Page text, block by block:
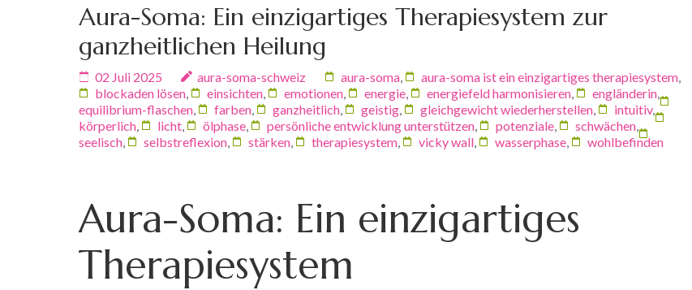
Aura-Soma: Ein einzigartiges Therapiesystem zur
ganzheitlichen Heilung
02 Juli 2025 aura-soma-schweiz aura-soma aura-soma ist ein einzigartiges therapiesystem
blockaden lösen
einsichten emotionen energie energiefeld harmonisieren engländerin
equilibrium-flaschen
farben ganzheitlich geistig gleichgewicht wiederherstellen intuitiv,
körperlich
licht ölphase persönliche entwicklung unterstützen potenziale schwächen
seelisch
selbstreflexion stärken therapiesystem vicky wall wasserphase wohlbefinden
Aura-Soma: Ein einzigartiges
Therapiesystem